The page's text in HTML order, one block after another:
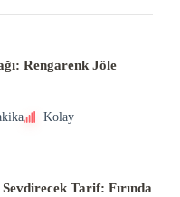
Rengarenk Jöle
Kolay
Tarif: Fırında